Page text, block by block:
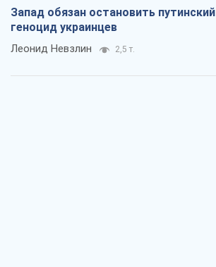
Запад обязан остановить путинский
геноцид украинцев
Леонид Невзлин 2,5 т.